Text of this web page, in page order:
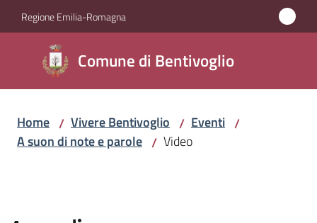
Vai al contenuto
Vai alla navigazione
Vai al footer
Regione Emilia-Romagna
Comune di Bentivoglio
Comune di
Bentivoglio
Amministrazione
Home / Vivere Bentivoglio / Eventi /
A suon di note e parole / Video